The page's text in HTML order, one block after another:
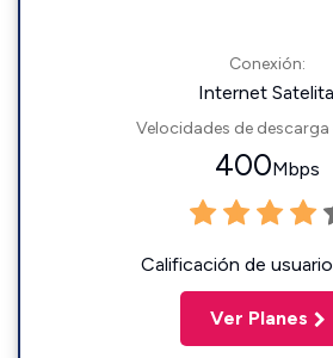
Conexión:
Internet
Velocidades de descarga
400Mbps
Calificación de
Ver Planes